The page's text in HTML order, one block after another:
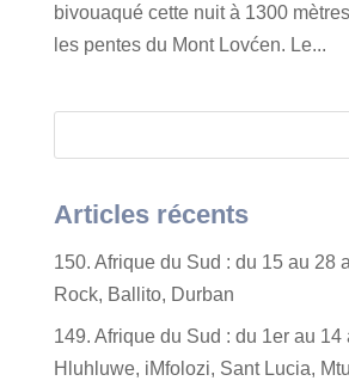
bivouaqué cette nuit à 1300
les pentes du Mont Lovćen. Le...
Articles récents
150. Afrique du Sud : du 15 au 28
Rock, Ballito, Durban
149. Afrique du Sud : du 1er au 14
Hluhluwe, iMfolozi, Sant Lucia,